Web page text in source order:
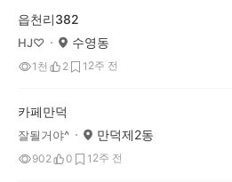
읍천리382
HJ♡ 수영동
1천 2 1 2주 전
카페만덕
잘될거야^ 만덕제2동
902 0 1 2주 전